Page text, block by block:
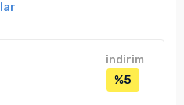
indirim
%5